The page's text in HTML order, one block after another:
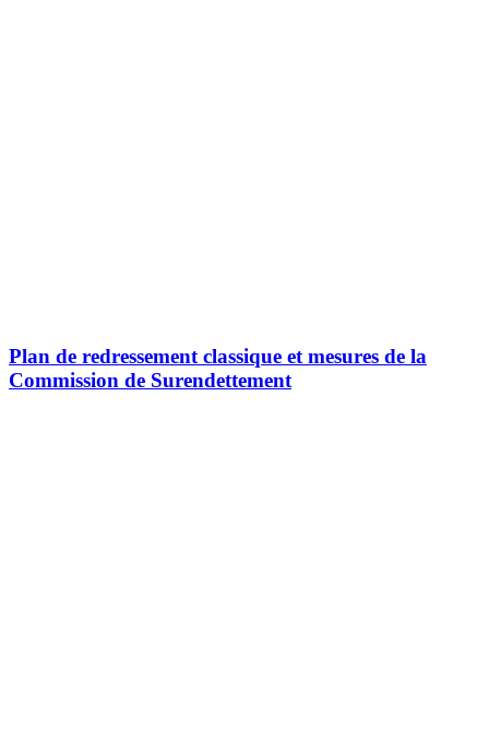
Plan de redressement classique et mesures de la
Commission de Surendettement